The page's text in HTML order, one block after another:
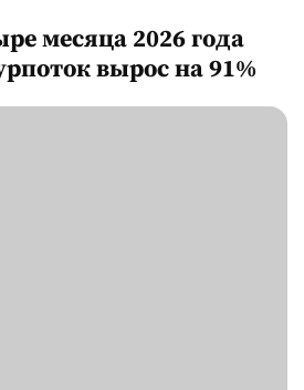
месяца 2026 года
вырос на 91%